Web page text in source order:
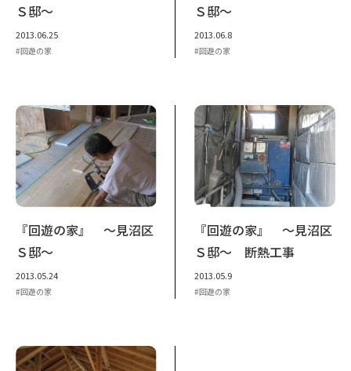
Ｓ邸～
2013.06.25
回遊の家
Ｓ邸～
2013.06.8
回遊の家
『回遊の家』 ～見沼区
Ｓ邸～
2013.05.24
回遊の家
『回遊の家』 ～見沼区
Ｓ邸～ 断熱工事
2013.05.9
回遊の家